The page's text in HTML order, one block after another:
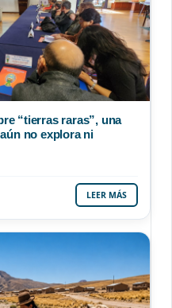
“tierras raras”, una
no explora ni
LEER MÁS